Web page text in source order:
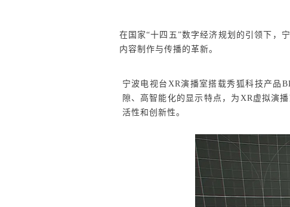
在国家“十四五”数字经济规划的引领下，
内容制作与传播的革新。
宁波电视台XR演播室搭载秀狐科技产品
隙、高智能化的显示特点 ，为XR虚拟演
活性和创新性。